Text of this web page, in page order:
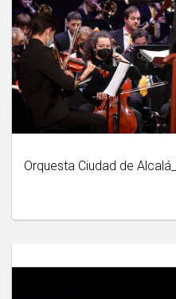
Orquesta Ciudad de